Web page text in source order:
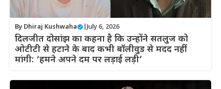
By Dhiraj Kushwaha July 6, 2026
दिलजीत दोसांझ का कहना है कि उन्होंने सतलुज को
ओटीटी से हटाने के बाद कभी बॉलीवुड से मदद नहीं
मांगी: ‘हमने अपने दम पर लड़ाई लड़ी’